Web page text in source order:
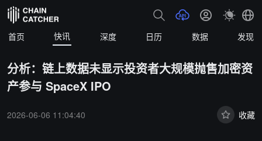
首页 快讯 深度 日历 数据 发现
分析：链上数据未显示投资者大规模抛售加密资
产参与 SpaceX IPO
2026-06-06 11:04:40 收藏